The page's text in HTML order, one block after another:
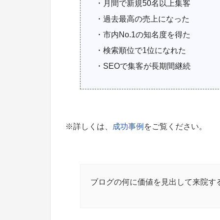
・月間で新規50名以上集客
・過去最高の売上になった
・市内No.1の知名度を得た
・検索順位で1位になれた
・SEOで集客が長期間継続
※詳しくは、 成功事例 をご覧ください。
ブログの何に価値を見出して来院す